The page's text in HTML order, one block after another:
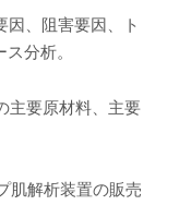
因、阻害要因、ト
分析。
主要原材料、主要
肌解析装置の販売